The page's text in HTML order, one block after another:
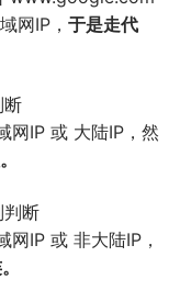
网IP， 于是走代
断
IP 或 大陆IP，然
判断
IP 或 非大陆IP，